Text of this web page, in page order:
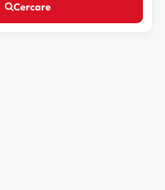
Cercare